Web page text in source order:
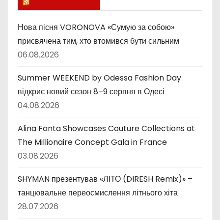
к
и
Нова пісня VORONOVA «Сумую за собою»
присвячена тим, хто втомився бути сильним
06.08.2026
Summer WEEKEND by Odessa Fashion Day
відкриє новий сезон 8–9 серпня в Одесі
04.08.2026
Alina Fanta Showcases Couture Collections at
The Millionaire Concept Gala in France
03.08.2026
SHYMAN презентував «ЛІТО (DIRESH Remix)» –
танцювальне переосмислення літнього хіта
28.07.2026